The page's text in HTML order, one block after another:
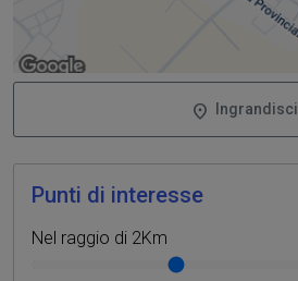
Ingrandisci
Punti di interesse
Nel raggio di 2Km
Punti di interesse nelle vicinanze